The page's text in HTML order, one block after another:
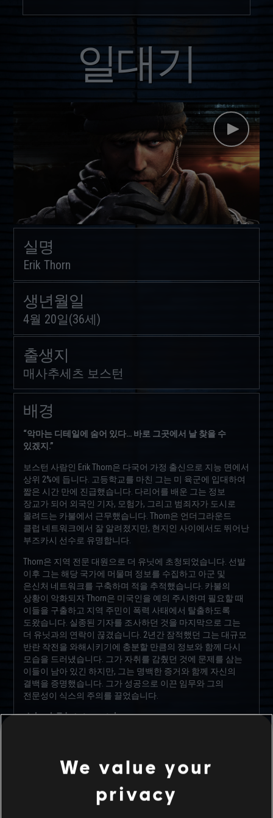
일대기
실명
Erik Thorn
생년월일
4월 20일(36세)
출생지
매사추세츠 보스턴
배경
“악마는 디테일에 숨어 있다… 바로 그곳에서 날 찾을 수
있겠지.”
보스턴 사람인 Erik Thorn은 다국어 가정 출신으로 지능 면에서
상위 2%에 듭니다. 고등학교를 마친 그는 미 육군에 입대하여
짧은 시간 만에 진급했습니다. 다리어를 배운 그는 정보
장교가 되어 외국인 기자, 모험가, 그리고 범죄자가 도시로
몰려드는 카불에서 근무했습니다. Thorn은 언더그라운드
클럽 네트워크에서 잘 알려졌지만, 현지인 사이에서도 뛰어난
부즈카시 선수로 유명합니다.
Thorn은 지역 전문 대원으로 더 유닛에 초청되었습니다. 선발
이후 그는 해당 국가에 머물며 정보를 수집하고 아군 및
은신처 네트워크를 구축하며 적을 추적했습니다. 카불의
상황이 악화되자 Thorn은 미국인을 예의 주시하며 필요할 때
이들을 구출하고 지역 주민이 폭력 사태에서 탈출하도록
도왔습니다. 실종된 기자를 조사하던 것을 마지막으로 그는
더 유닛과의 연락이 끊겼습니다. 2년간 잠적했던 그는 대규모
반란 작전을 와해시키기에 충분할 만큼의 정보와 함께 다시
모습을 드러냈습니다. 그가 자취를 감췄던 것에 문제를 삼는
이들이 남아 있긴 하지만, 그는 명백한 증거와 함께 자신의
결백을 증명했습니다. 그가 성공으로 이끈 임무와 그의
전문성이 식스의 주의를 끌었습니다.
심리학 보고서
같은 전설적인 인물이었다. 믿을 수 없을 정도로 뛰어난
지능과 타인의 생각을 읽을 수 있는 놀라운 집중력 덕에 그는
보통 마주치기 어렵지만, 그에게 카불이나 부즈카시에 관해
물어보면 자신의 흥분을 거의 감추지 못한다. […]
We value your
privacy